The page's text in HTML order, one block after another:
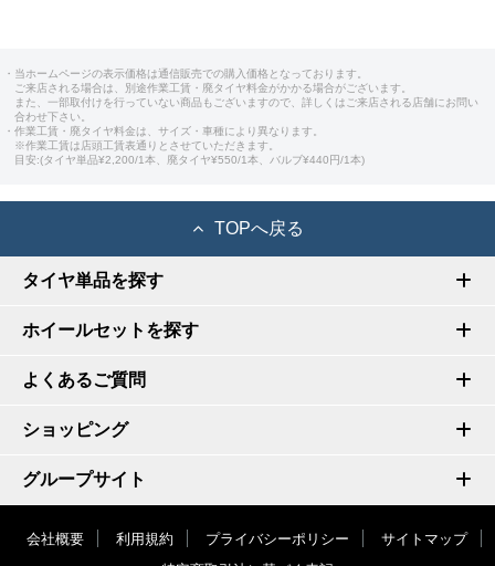
・当ホームページの表示価格は通信販売での購入価格となっております。
ご来店される場合は、別途作業工賃・廃タイヤ料金がかかる場合がございます。
また、一部取付けを行っていない商品もございますので、詳しくはご来店される店舗にお問い
合わせ下さい。
・作業工賃・廃タイヤ料金は、サイズ・車種により異なります。
※作業工賃は店頭工賃表通りとさせていただきます。
目安:(タイヤ単品¥2,200/1本、廃タイヤ¥550/1本、バルブ¥440円/1本)
TOPへ戻る
タイヤ単品を探す
ホイールセットを探す
よくあるご質問
ショッピング
グループサイト
会社概要 利用規約 プライバシーポリシー
サイトマップ